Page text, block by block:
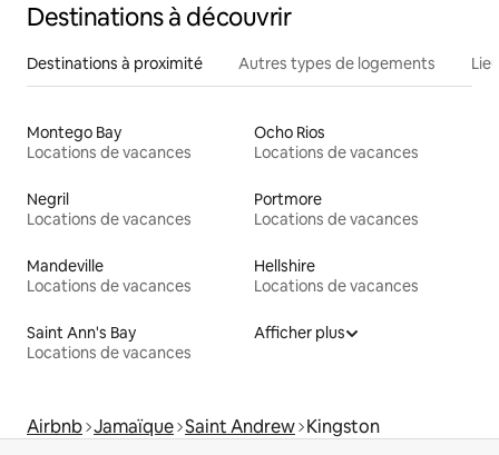
Destinations à découvrir
Destinations à proximité Autres types de logements
Montego Bay
Locations de vacances
Ocho Rios
Locations de vacances
Negril
Locations de vacances
Portmore
Locations de vacances
Mandeville
Locations de vacances
Hellshire
Locations de vacances
Saint Ann's Bay
Locations de vacances
Afficher plus
Airbnb Jamaïque Saint Andrew Kingston